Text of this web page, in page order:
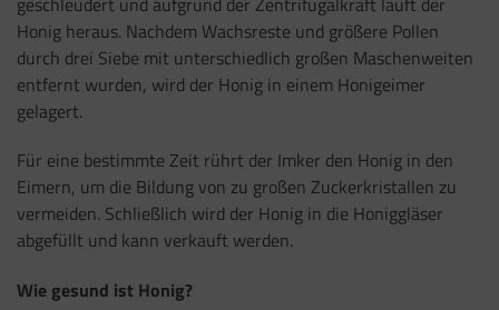
Honig heraus. Nachdem Wachsreste und größere Pollen
durch drei Siebe mit unterschiedlich großen Maschenweiten
entfernt wurden, wird der Honig in einem Honigeimer
gelagert.
Für eine bestimmte Zeit rührt der Imker den Honig in den
Eimern, um die Bildung von zu großen Zuckerkristallen zu
vermeiden. Schließlich wird der Honig in die Honiggläser
abgefüllt und kann verkauft werden.
Wie gesund ist Honig?